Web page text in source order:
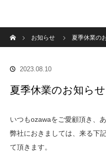
お知らせ
夏季休業の
2023.08.10
夏季休業のお知らせ
いつもozawaをご愛顧頂き、
弊社におきましては、来る下
て頂きます。